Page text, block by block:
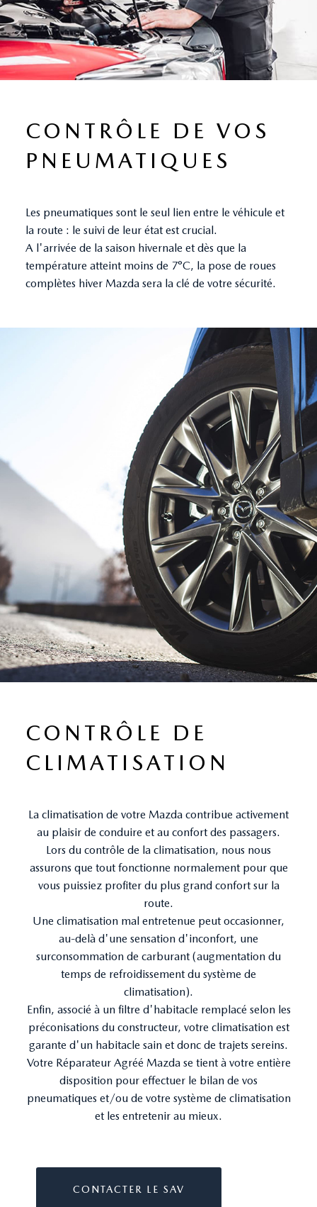
CONTRÔLE DE VOS
PNEUMATIQUES
Les pneumatiques sont le seul lien entre le véhicule et
la route : le suivi de leur état est crucial.
A l'arrivée de la saison hivernale et dès que la
température atteint moins de 7°C, la pose de roues
complètes hiver Mazda sera la clé de votre sécurité.
CONTRÔLE DE
CLIMATISATION
La climatisation de votre Mazda contribue activement
au plaisir de conduire et au confort des passagers.
Lors du contrôle de la climatisation, nous nous
assurons que tout fonctionne normalement pour que
vous puissiez profiter du plus grand confort sur la
route.
Une climatisation mal entretenue peut occasionner,
au-delà d'une sensation d'inconfort, une
surconsommation de carburant (augmentation du
temps de refroidissement du système de
climatisation).
Enfin, associé à un filtre d'habitacle remplacé selon les
préconisations du constructeur, votre climatisation est
garante d'un habitacle sain et donc de trajets sereins.
Votre Réparateur Agréé Mazda se tient à votre entière
disposition pour effectuer le bilan de vos
pneumatiques et/ou de votre système de climatisation
et les entretenir au mieux.
CONTACTER LE SAV